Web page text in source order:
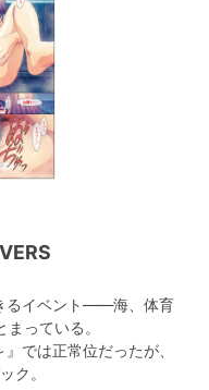
るイベント――海、体育
っている。
では正常位だったが、
ク。